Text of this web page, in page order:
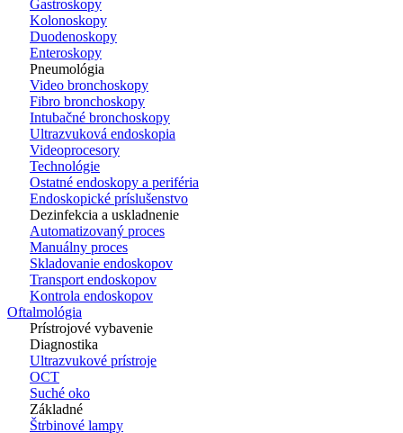
Gastroskopy
Kolonoskopy
Duodenoskopy
Enteroskopy
Pneumológia
Video bronchoskopy
Fibro bronchoskopy
Intubačné bronchoskopy
Ultrazvuková endoskopia
Videoprocesory
Technológie
Ostatné endoskopy a periféria
Endoskopické príslušenstvo
Dezinfekcia a uskladnenie
Automatizovaný proces
Manuálny proces
Skladovanie endoskopov
Transport endoskopov
Kontrola endoskopov
Oftalmológia
Prístrojové vybavenie
Diagnostika
Ultrazvukové prístroje
OCT
Suché oko
Základné
Štrbinové lampy